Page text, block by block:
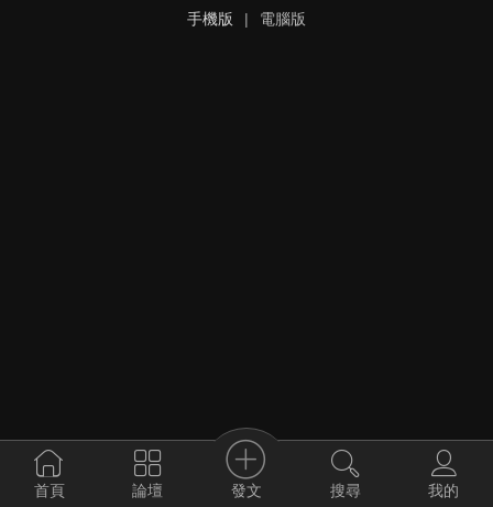
手機版
| 電腦版
首頁 論壇 發文 搜尋 我的